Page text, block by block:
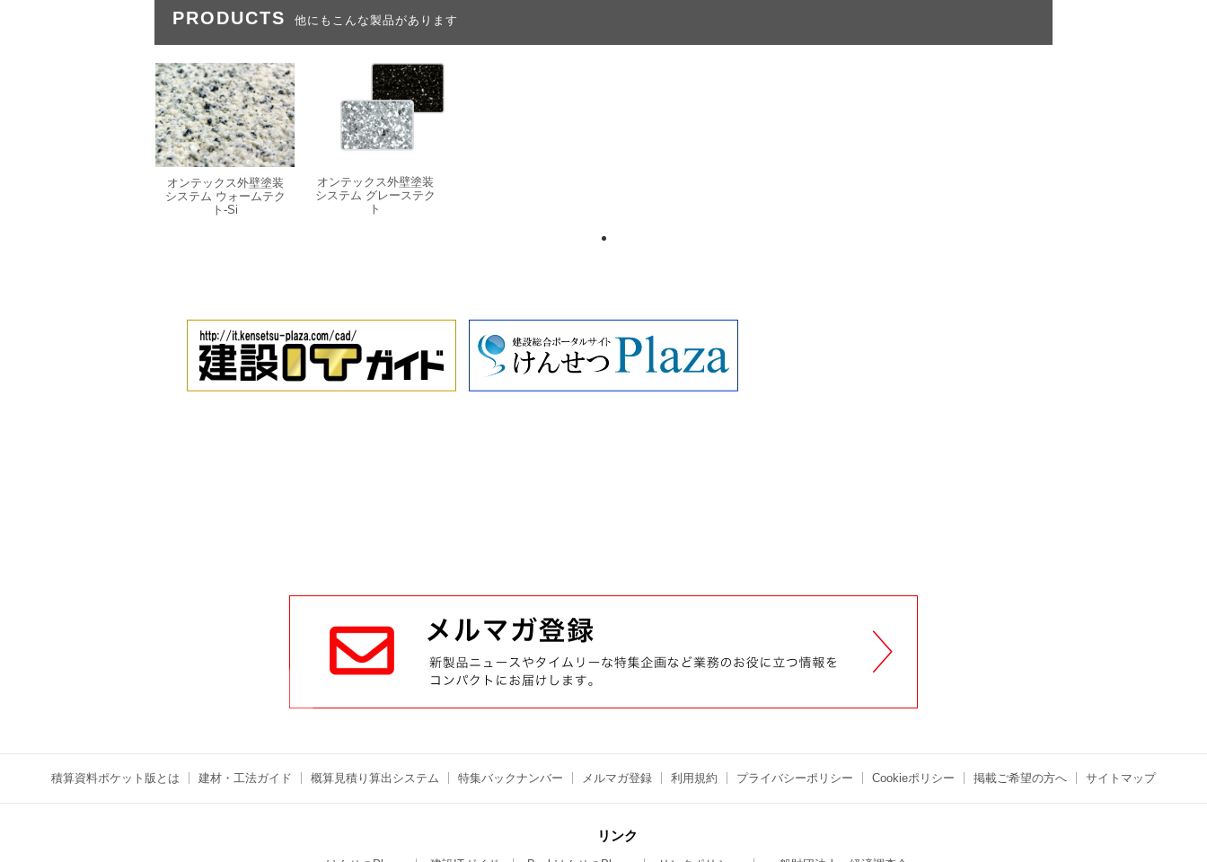
PRODUCTS 他にもこんな製品があります
オンテックス外壁塗装
システム ウォームテク
ト-Si
オンテックス外壁塗装
システム グレーステク
ト
積算資料ポケット版とは 建材・工法ガイド 概算見積り算出システム 特集バックナンバー メルマガ登録 利用規約 プライバシーポリシー Cookieポリシー 掲載ご希望の方へ サイトマップ
リンク